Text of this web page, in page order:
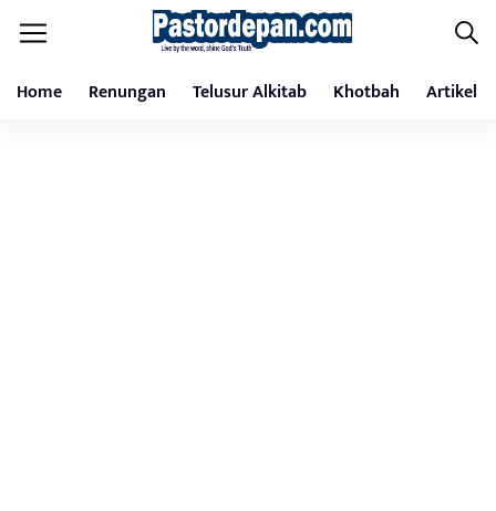
Home Renungan Telusur Alkitab Khotbah Artikel